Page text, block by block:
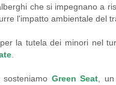
che si impegnano a
l'impatto ambientale del
la tutela dei minori nel
Green Seat ,